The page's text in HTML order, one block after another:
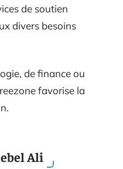
de soutien
divers besoins
de finance ou
favorise la
Ali